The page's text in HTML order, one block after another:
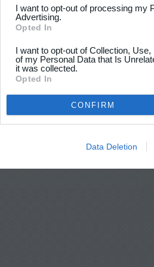
I want to opt-out of processing my
Advertising.
Opted In
I want to opt-out of Collection,
of my Personal Data that Is
it was collected.
Opted In
CONFIRM
Data Deletion